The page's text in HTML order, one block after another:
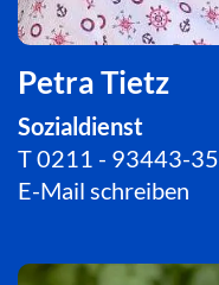
Petra Tietz
Sozialdienst
T0211 - 93443-35
E-Mail schreiben